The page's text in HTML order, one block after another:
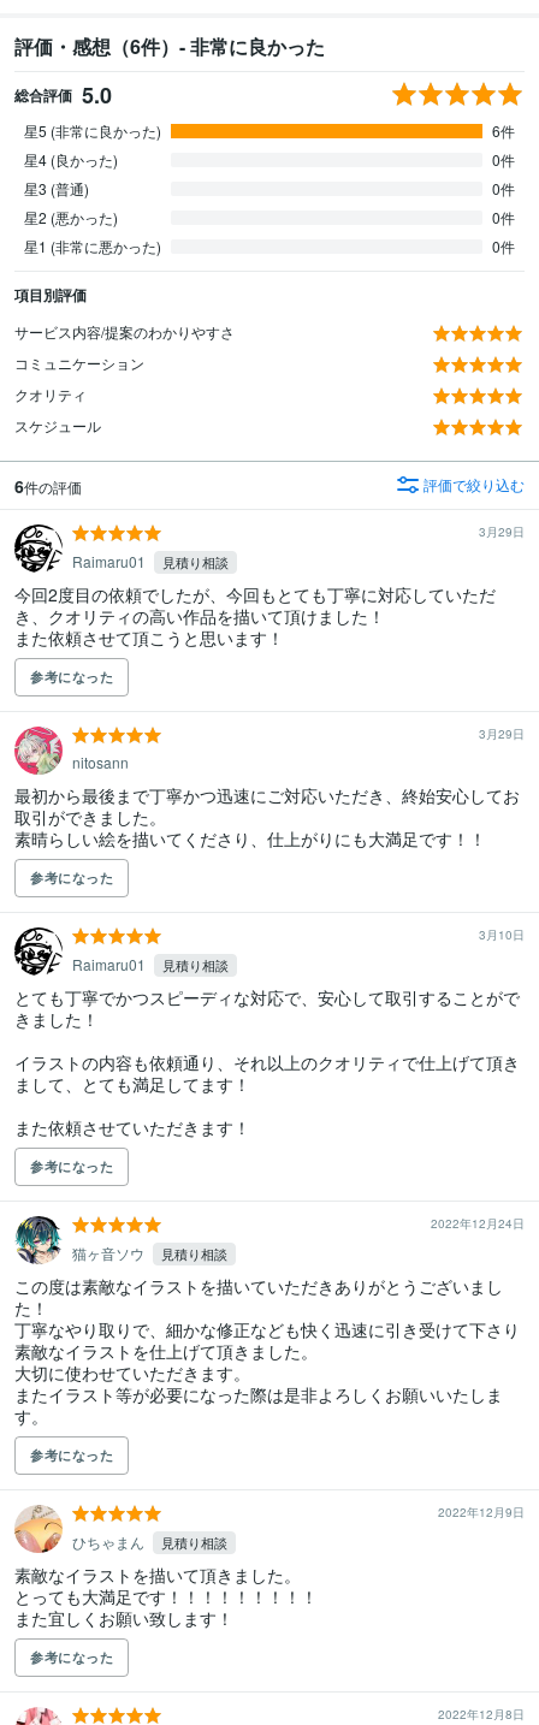
評価・感想（6件）- 非常に良かった
総合評価 5.0
星5 (非常に良かった)
6件
星4 (良かった)
0件
星3 (普通)
0件
星2 (悪かった)
0件
星1 (非常に悪かった)
0件
項目別評価
サービス内容/提案のわかりやすさ
コミュニケーション
クオリティ
スケジュール
6件の評価 評価で絞り込む
3月29日
Raimaru01 見積り相談
今回2度目の依頼でしたが、今回もとても丁寧に対応していただ
き、クオリティの高い作品を描いて頂けました！
また依頼させて頂こうと思います！
参考になった
3月29日
nitosann
最初から最後まで丁寧かつ迅速にご対応いただき、終始安心してお
取引ができました。
素晴らしい絵を描いてくださり、仕上がりにも大満足です！！
参考になった
3月10日
Raimaru01 見積り相談
とても丁寧でかつスピーディな対応で、安心して取引することがで
きました！
イラストの内容も依頼通り、それ以上のクオリティで仕上げて頂き
まして、とても満足してます！
また依頼させていただきます！
参考になった
2022年12月24日
猫ヶ音ソウ 見積り相談
この度は素敵なイラストを描いていただきありがとうございまし
た！
丁寧なやり取りで、細かな修正なども快く迅速に引き受けて下さり
素敵なイラストを仕上げて頂きました。
大切に使わせていただきます。
またイラスト等が必要になった際は是非よろしくお願いいたしま
す。
参考になった
2022年12月9日
ひちゃまん 見積り相談
素敵なイラストを描いて頂きました。
とっても大満足です！！！！！！！！！
また宜しくお願い致します！
参考になった
2022年12月8日